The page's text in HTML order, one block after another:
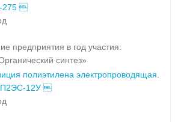
275 
предприятия в год участия:
синтез»
полиэтилена электропроводящая.
П2ЭС-12У 